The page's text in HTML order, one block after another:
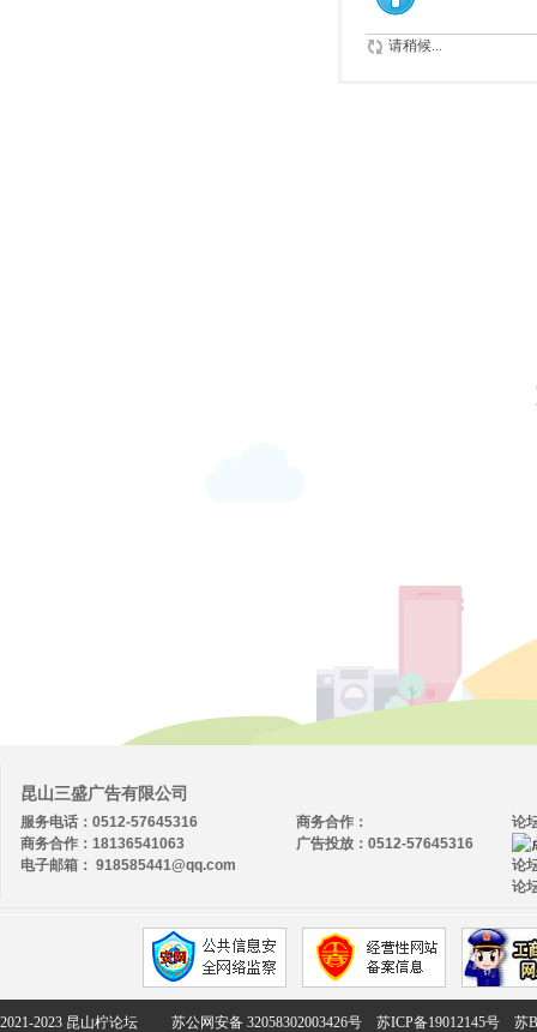
请稍候...
昆山三盛广告有限公司
服务电话：0512-57645316
商务合作：18136541063
电子邮箱： 918585441@qq.com
论
论
论
商务合作：
广告投放：0512-57645316
2021-2023 昆山柠论坛 苏公网安备 32058302003426号 苏ICP备19012145号 苏